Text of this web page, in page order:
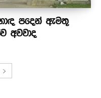
පදෙන් ඇමතූ
අවවාද